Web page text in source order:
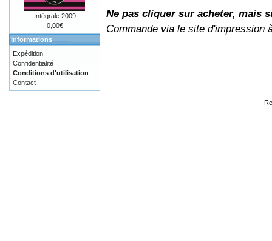
Ne pas cliquer sur acheter, mais
Commande via le site d'impression
Intégrale 2009
0,00€
Informations
Expédition
Confidentialité
Conditions d'utilisation
Contact